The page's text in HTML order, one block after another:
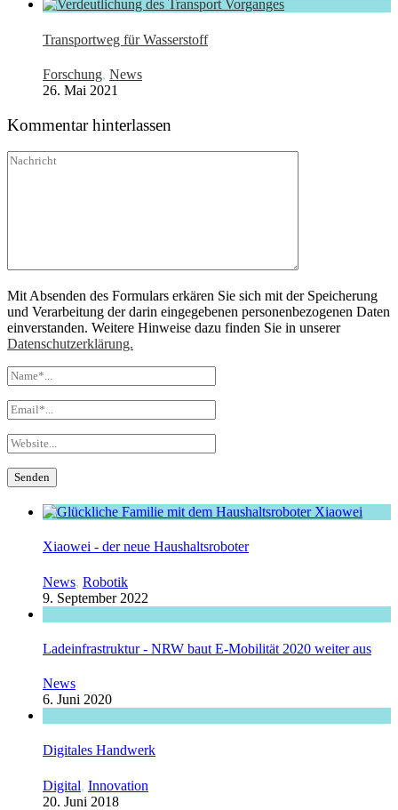
Transportweg für Wasserstoff
Forschung, News
26. Mai 2021
Kommentar hinterlassen
Mit Absenden des Formulars erkären Sie sich mit der Speicherung
und Verarbeitung der darin eingegebenen personenbezogenen Daten
einverstanden. Weitere Hinweise dazu finden Sie in unserer
Datenschutzerklärung.
Xiaowei - der neue Haushaltsroboter
News, Robotik
9. September 2022
Ladeinfrastruktur - NRW baut E-Mobilität 2020 weiter aus
News
6. Juni 2020
Digitales Handwerk
Digital, Innovation
20. Juni 2018